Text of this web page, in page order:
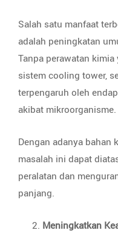
Salah satu manfaat
adalah peningkatan
Tanpa perawatan
sistem cooling tower,
terpengaruh oleh
akibat mikroorganisme.
Dengan adanya bahan
masalah ini dapat
peralatan dan
panjang.
Meningkatkan